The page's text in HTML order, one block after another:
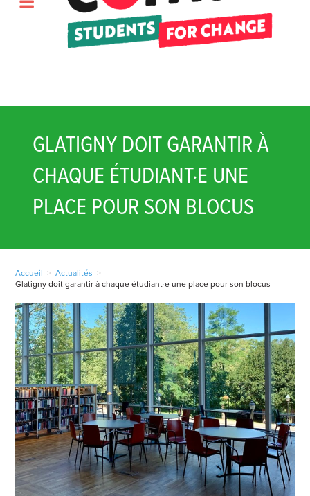
GLATIGNY DOIT GARANTIR À
CHAQUE ÉTUDIANT·E UNE
PLACE POUR SON BLOCUS
Accueil > Actualités >
Glatigny doit garantir à chaque étudiant·e une place pour son blocus